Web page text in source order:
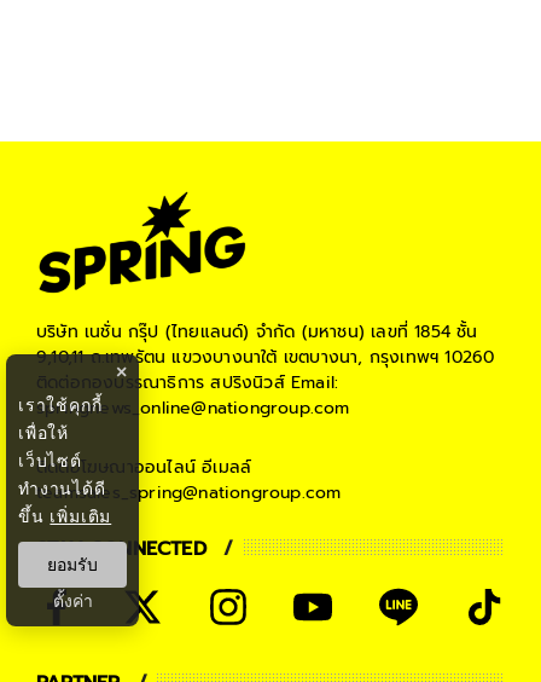
บริษัท เนชั่น กรุ๊ป (ไทยแลนด์) จำกัด (มหาชน) เลขที่ 1854 ชั้น
9,10,11 ถ.เทพรัตน แขวงบางนาใต้ เขตบางนา, กรุงเทพฯ 10260
ติดต่อกองบรรณาธิการ สปริงนิวส์Email:
springnews_online@nationgroup.com
ติดต่อโฆษณาออนไลน์ อีเมลล์
teamsales_spring@nationgroup.com
STAY CONNECTED
×
เราใช้คุกกี้
เพื่อให้
เว็บไซต์
ทำงานได้ดี
ขึ้น เพิ่มเติม
ยอมรับ
ตั้งค่า